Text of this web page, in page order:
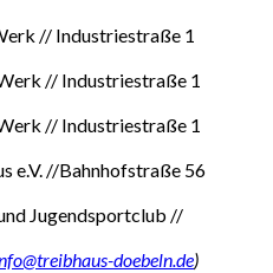
// Industriestraße 1
// Industriestraße 1
// Industriestraße 1
e.V. //Bahnhofstraße 56
Jugendsportclub //
doebeln.de)